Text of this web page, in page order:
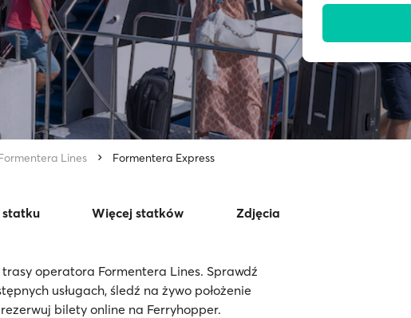
Lines Formentera Express
Więcej statków Zdjęcia
operatora Formentera Lines. Sprawdź
usługach, śledź na żywo położenie
bilety online na Ferryhopper.